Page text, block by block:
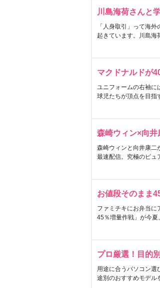
川島海荷さんと
「人身取引」って海
起きています。川島海
マクドナルドが
ユニフォームの右袖
球児たちが頂点を目指
森崎ウィン×向井
森崎ウィンと向井康二
最速配信。究極のピュ
お値段そのまま
ファミチキにお弁当に
45％増量作戦」が今夏
プロ厳選！目的
用途に合うパソコン選
途別のおすすめモデル